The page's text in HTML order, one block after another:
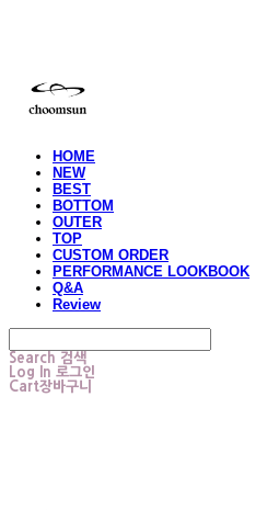
HOME
NEW
BEST
BOTTOM
OUTER
TOP
CUSTOM ORDER
PERFORMANCE LOOKBOOK
Q&A
Review
Search 검색
Log In 로그인
Cart장바구니